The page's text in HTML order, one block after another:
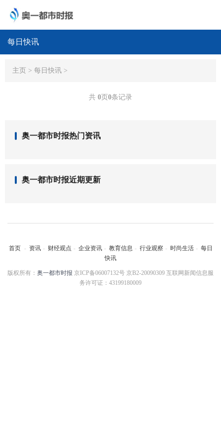
每日快讯
主页 > 每日快讯 >
共 0页 0条记录
奥一都市时报热门资讯
奥一都市时报近期更新
首页 - 资讯 - 财经观点 - 企业资讯 - 教育信息 - 行业观察 - 时尚生活 - 每日
快讯
版权所有： 奥一都市时报 京ICP备06007132号 京B2-20090309 互联网新闻信息服
务许可证：43199180009